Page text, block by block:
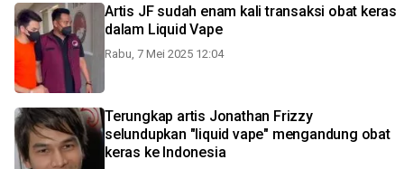
Artis JF sudah enam kali transaksi obat keras
dalam Liquid Vape
Rabu, 7 Mei 2025 12:04
Terungkap artis Jonathan Frizzy
selundupkan "liquid vape" mengandung obat
keras ke Indonesia